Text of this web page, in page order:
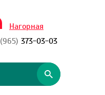
Нагорная
373-03-03